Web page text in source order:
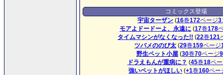
コミックス登場
宇宙ターザン (16巻172ページ3
モアよドードーよ、永遠に (17巻178
タイムマシンがなくなった!! (22巻121
ツバメののび太 (29巻159ページ
野生ペット小屋(30巻70ページ9
ドラえもんが重病に？ (45巻18ペ
強いペットがほしい (+1巻160ペー